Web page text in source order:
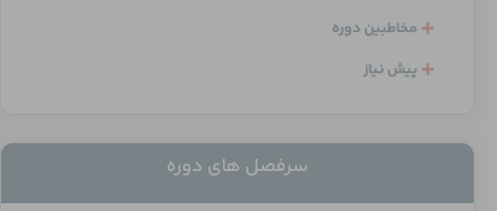
مخاطبین دوره
پیش نیاز
سرفصل های دوره